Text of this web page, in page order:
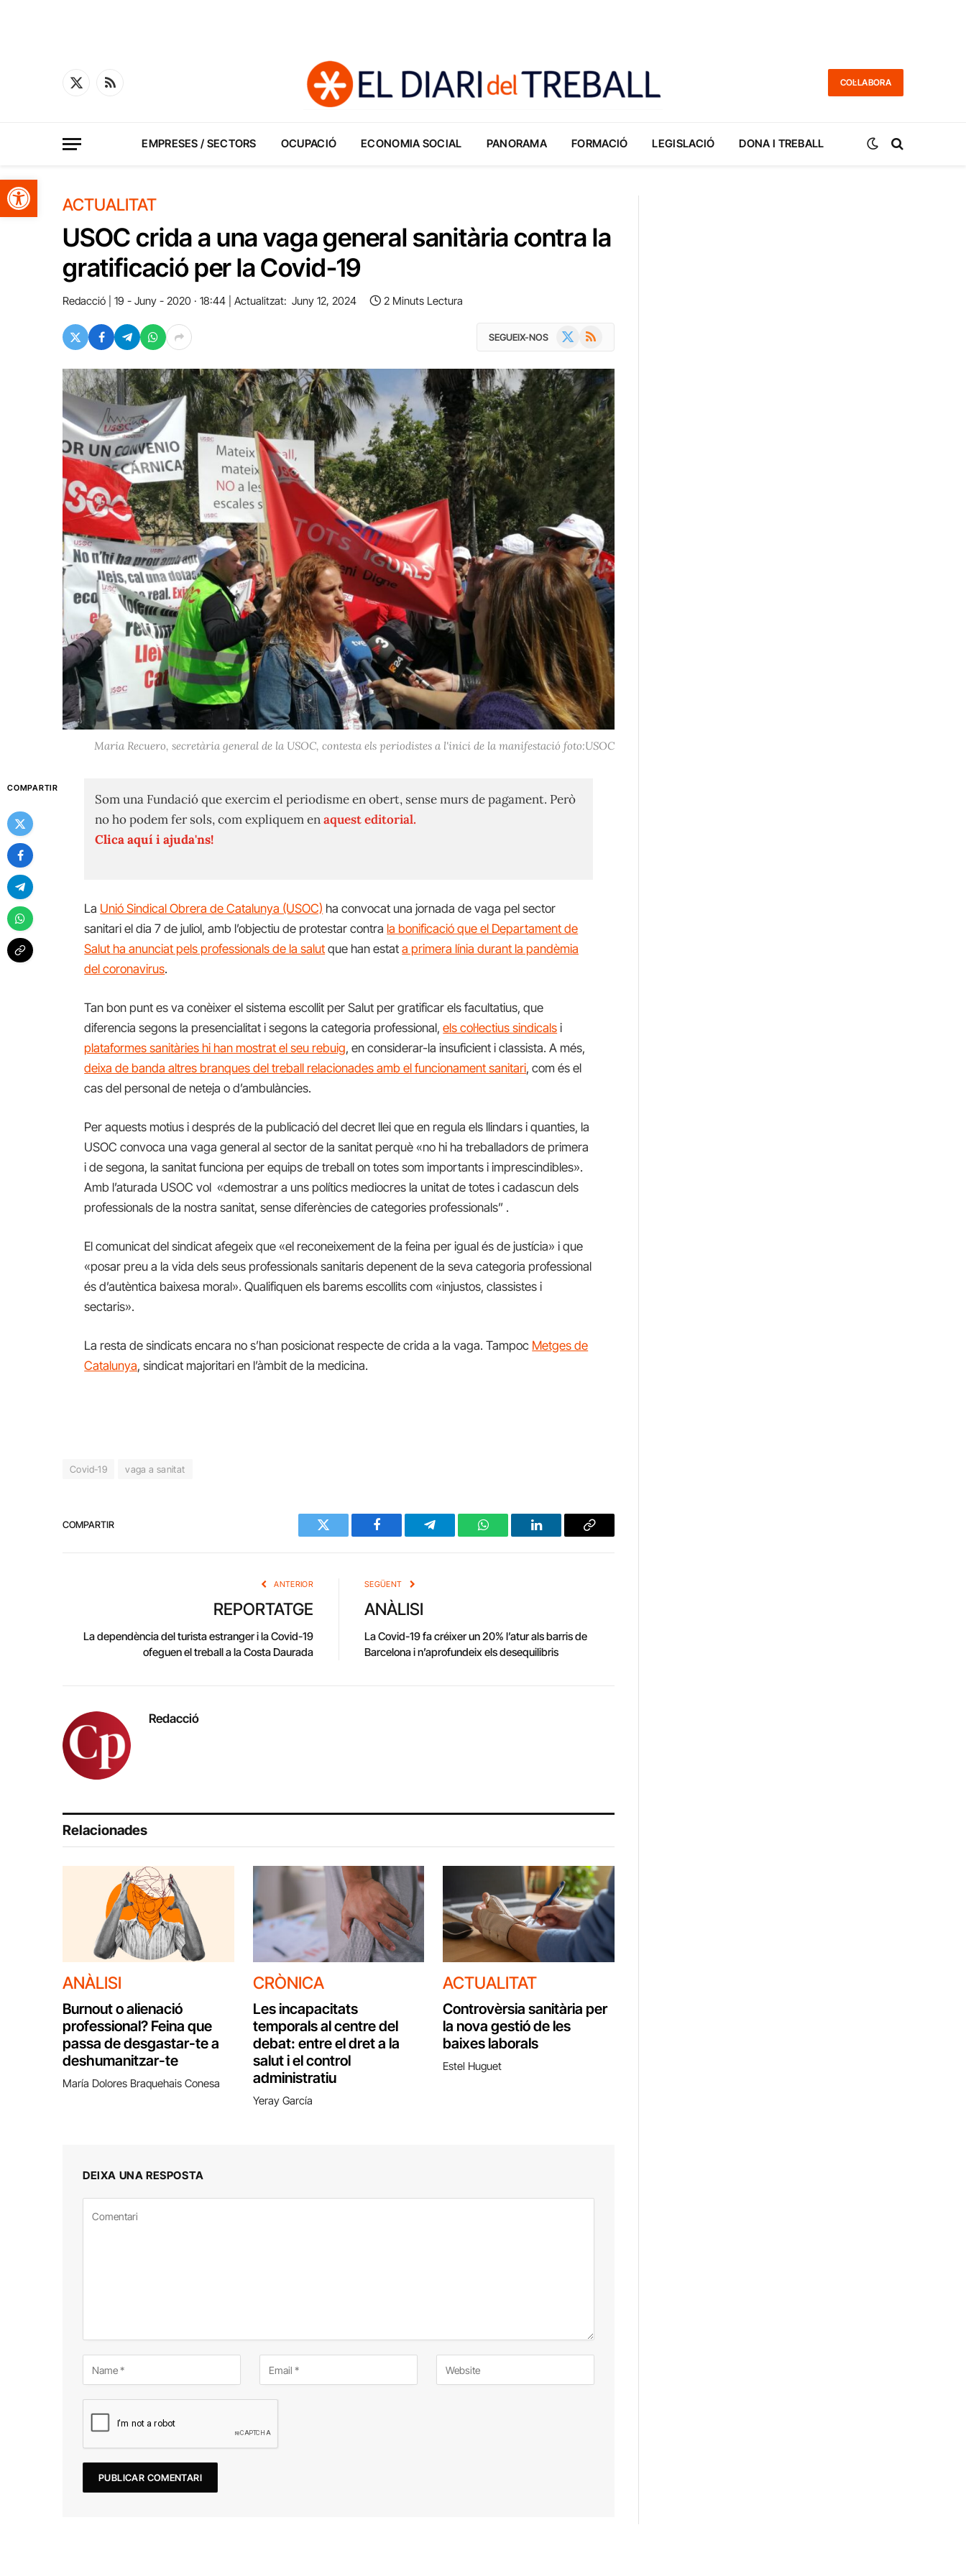
Obre la barra d'eines
X
RSS
COL·LABORA
EMPRESES / SECTORS OCUPACIÓ ECONOMIA SOCIAL PANORAMA FORMACIÓ LEGISLACIÓ DONA I TREBALL
ACTUALITAT
USOC crida a una vaga general sanitària contra la
gratificació per la Covid-19
Redacció 19 - Juny - 2020 · 18:44 Actualitzat: Juny 12, 2024 2 Minuts Lectura
SEGUEIX-NOS RSS
Maria Recuero, secretària general de la USOC, contesta els periodistes a l'inici de la manifestació foto:‌USOC
COMPARTIR
Som una Fundació que exercim el periodisme en obert, sense murs de pagament. Però
no ho podem fer sols, com expliquem enaquest editorial.
Clica aquí i ajuda'ns!
La Unió Sindical Obrera de Catalunya (USOC) ha convocat una jornada de vaga pel sector
sanitari el dia 7 de juliol, amb l’objectiu de protestar contrala bonificació que el Departament de
Salut ha anunciat pels professionals de la salut que han estata primera línia durant la pandèmia
del coronavirus.
Tan bon punt es va conèixer el sistema escollit per Salut per gratificar els facultatius, que
diferencia segons la presencialitat i segons la categoria professional,els col·lectius sindicals i
plataformes sanitàries hi han mostrat el seu rebuig, en considerar-la insuficient i classista. A més,
deixa de banda altres branques del treball relacionades amb el funcionament sanitari, com és el
cas del personal de neteja o d’ambulàncies.
Per aquests motius i després de la publicació del decret llei que en regula els llindars i quanties, la
USOC convoca una vaga general al sector de la sanitat perquè «no hi ha treballadors de primera
i de segona, la sanitat funciona per equips de treball on totes som importants i imprescindibles».
Amb l’aturada USOC vol «demostrar a uns polítics mediocres la unitat de totes i cadascun dels
professionals de la nostra sanitat, sense diferències de categories professionals” .
El comunicat del sindicat afegeix que «el reconeixement de la feina per igual és de justícia» i que
«posar preu a la vida dels seus professionals sanitaris depenent de la seva categoria professional
és d’autèntica baixesa moral». Qualifiquen els barems escollits com «injustos, classistes i
sectaris».
La resta de sindicats encara no s’han posicionat respecte de crida a la vaga. Tampoc Metges de
Catalunya, sindicat majoritari en l’àmbit de la medicina.
Covid-19 vaga a sanitat
COMPARTIR
Twitter Facebook Telegram WhatsAppLinkedIn Copy
ANTERIOR
REPORTATGE
La dependència del turista estranger i la Covid-19
ofeguen el treball a la Costa Daurada
SEGÜENT
ANÀLISI
La Covid-19 fa créixer un 20% l’atur als barris de
Barcelona i n’aprofundeix els desequilibris
Redacció
Relacionades
ANÀLISI
Burnout o alienació
professional? Feina que
passa de desgastar-te a
deshumanitzar-te
María Dolores Braquehais Conesa
CRÒNICA
Les incapacitats
temporals al centre del
debat: entre el dret a la
salut i el control
administratiu
Yeray García
ACTUALITAT
Controvèrsia sanitària per
la nova gestió de les
baixes laborals
Estel Huguet
DEIXA UNA RESPOSTA